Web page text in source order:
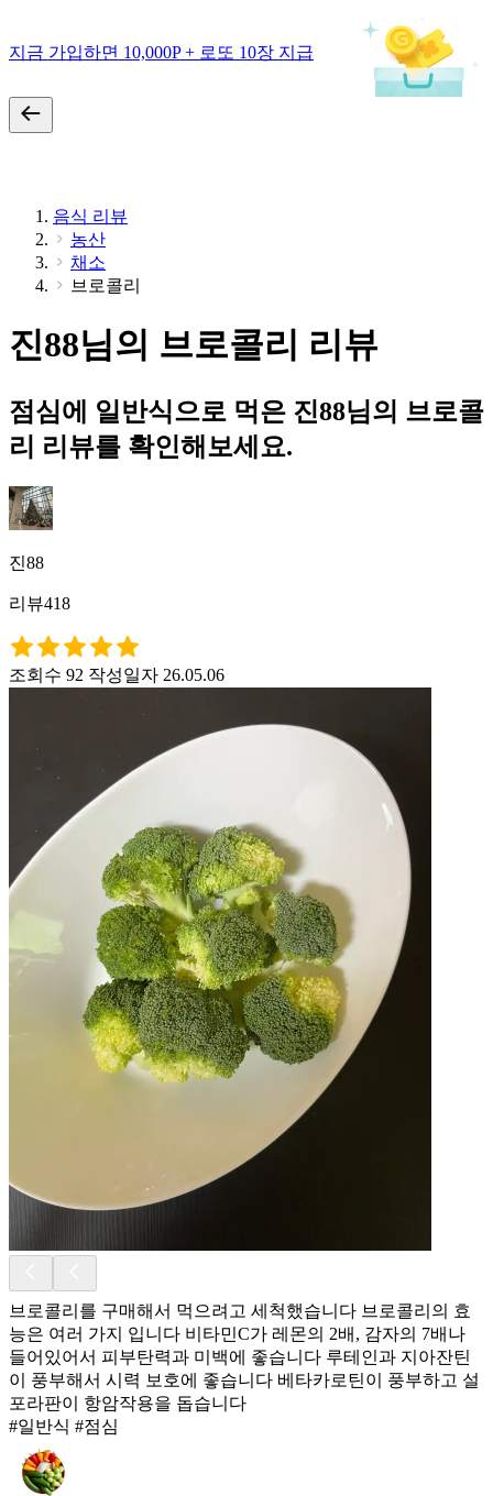
지금 가입하면 10,000P + 로또 10장 지급
음식 리뷰
농산
채소
브로콜리
진88님의 브로콜리 리뷰
점심에 일반식으로 먹은 진88님의 브로콜
리 리뷰를 확인해보세요.
진88
리뷰418
조회수 92 작성일자 26.05.06
브로콜리를 구매해서 먹으려고 세척했습니다 브로콜리의 효
능은 여러 가지 입니다 비타민C가 레몬의 2배, 감자의 7배나
들어있어서 피부탄력과 미백에 좋습니다 루테인과 지아잔틴
이 풍부해서 시력 보호에 좋습니다 베타카로틴이 풍부하고 설
포라판이 항암작용을 돕습니다
#일반식 #점심